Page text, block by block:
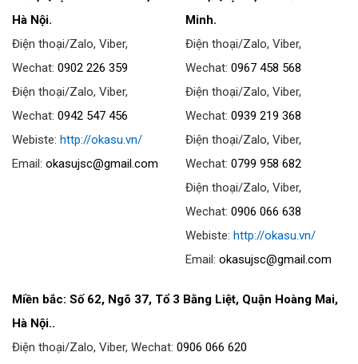
Hà Nội.
Điện thoại/Zalo, Viber,
Wechat: 0902 226 359
Điện thoại/Zalo, Viber,
Wechat: 0942 547 456
Webiste: http://okasu.vn/
Email: okasujsc@gmail.com
Minh.
Điện thoại/Zalo, Viber,
Wechat:0967 458 568
Điện thoại/Zalo, Viber,
Wechat:0939 219 368
Điện thoại/Zalo, Viber,
Wechat:0799 958 682
Điện thoại/Zalo, Viber,
Wechat:0906 066 638
Webiste:http://okasu.vn/
Email:okasujsc@gmail.com
Miền bắc: Số 62, Ngõ 37, Tổ 3 Bằng Liệt, Quận Hoàng Mai,
Hà Nội..
Điện thoại/Zalo, Viber, Wechat: 0906 066 620